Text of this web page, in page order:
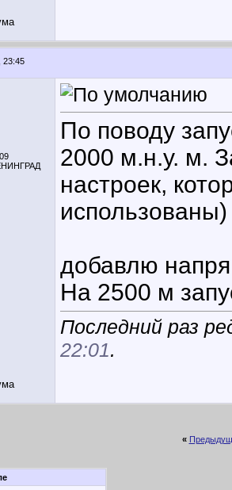
23:45
По поводу
2000 м.н.у. м.
настроек,
использованы)
добавлю
На 2500 м
Последний раз
22:01.
«